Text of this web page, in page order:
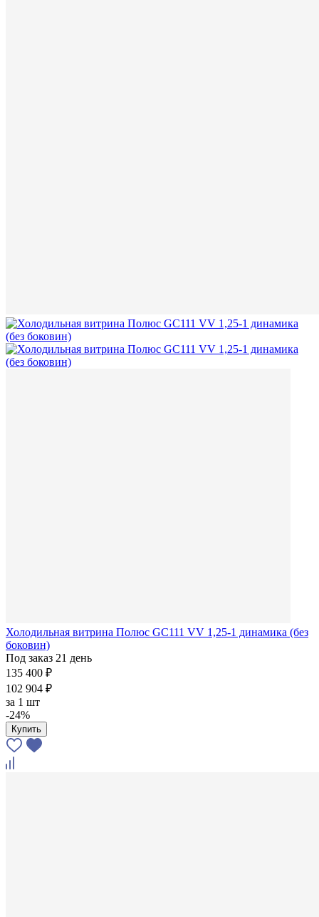
Холодильная витрина Полюс GC111 VV 1,25-1 динамика (без
боковин)
Под заказ 21 день
135 400 ₽
102 904 ₽
за 1 шт
-24%
Купить